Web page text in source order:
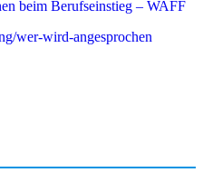
beim Berufseinstieg – WAFF
wer-wird-angesprochen